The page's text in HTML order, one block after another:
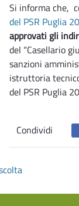
Si informa che,
del PSR Puglia
approvati gli
del “Casellario
sanzioni
istruttoria
del PSR Puglia
Condividi